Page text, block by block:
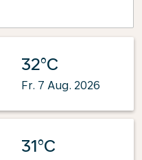
32°C
Fr. 7 Aug. 2026
31°C